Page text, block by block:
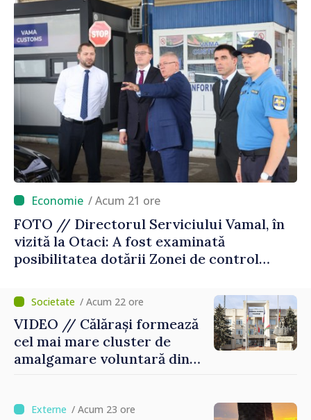
/ Acum 21 ore
FOTO // Directorul Serviciului Vamal, în
vizită la Otaci: A fost examinată
posibilitatea dotării Zonei de control
/ Acum 22 ore
VIDEO // Călărași formează
cel mai mare cluster de
amalgamare voluntară din
finală
/ Acum 23 ore